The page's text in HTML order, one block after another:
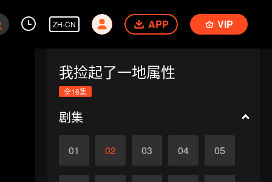
ZH-CN APP VIP
我捡起了一地属性
全16集
剧集
01 02 03 04 05